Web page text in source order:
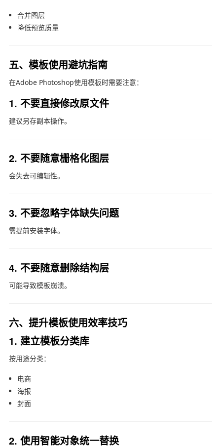
合并图层
降低预览质量
五、模板使用避坑指南
在Adobe Photoshop使用模板时需要注意：
1. 不要直接修改原文件
建议另存副本操作。
2. 不要随意栅格化图层
会失去可编辑性。
3. 不要忽略字体缺失问题
需提前安装字体。
4. 不要随意删除结构层
可能导致模板崩溃。
六、提升模板使用效率技巧
1. 建立模板分类库
按用途分类：
电商
海报
封面
2. 使用智能对象统一替换